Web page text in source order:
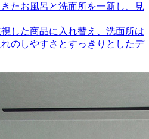
たお風呂と洗面所を一新し、見
した商品に入れ替え、洗面所は
のしやすさとすっきりとしたデ